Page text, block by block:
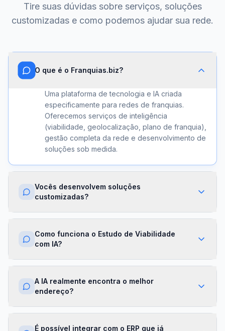
Tire suas dúvidas sobre serviços, soluções
customizadas e como podemos ajudar sua rede.
O que é o Franquias.biz?
Uma plataforma de tecnologia e IA criada
especificamente para redes de franquias.
Oferecemos serviços de inteligência
(viabilidade, geolocalização, plano de franquia),
gestão completa da rede e desenvolvimento de
soluções sob medida.
Vocês desenvolvem soluções
customizadas?
Sim. Além dos módulos prontos, criamos
algoritmos proprietários e APIs sob demanda.
sua franqueadora.
Como funciona o Estudo de Viabilidade
com IA?
Nossa IA cruza dados de mercado,
financeiras para gerar um score de viabilidade
por região. Você recebe um relatório completo
com recomendações em minutos.
A IA realmente encontra o melhor
endereço?
Sim. O módulo de Geolocalização cruza fluxo
É possível integrar com o ERP que já